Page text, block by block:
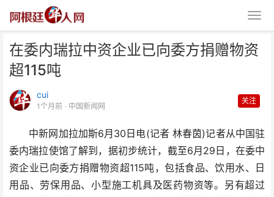
在委内瑞拉中资企业已向委方捐赠物资
超115吨
cui
1个月前 · 中国新闻网
关注
中新网加拉加斯6月30日电(记者 林春茵)记者从中国驻
委内瑞拉使馆了解到，据初步统计，截至6月29日，在委中
资企业已向委方捐赠物资超115吨，包括食品、饮用水、日
用品、劳保用品、小型施工机具及医药物资等。另有超过
在委内瑞拉中资企业已向委方捐赠
物资超115吨